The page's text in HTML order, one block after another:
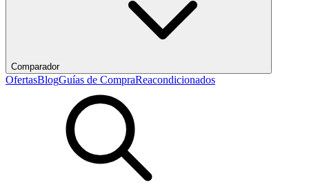
Comparador
OfertasBlogGuías de CompraReacondicionados